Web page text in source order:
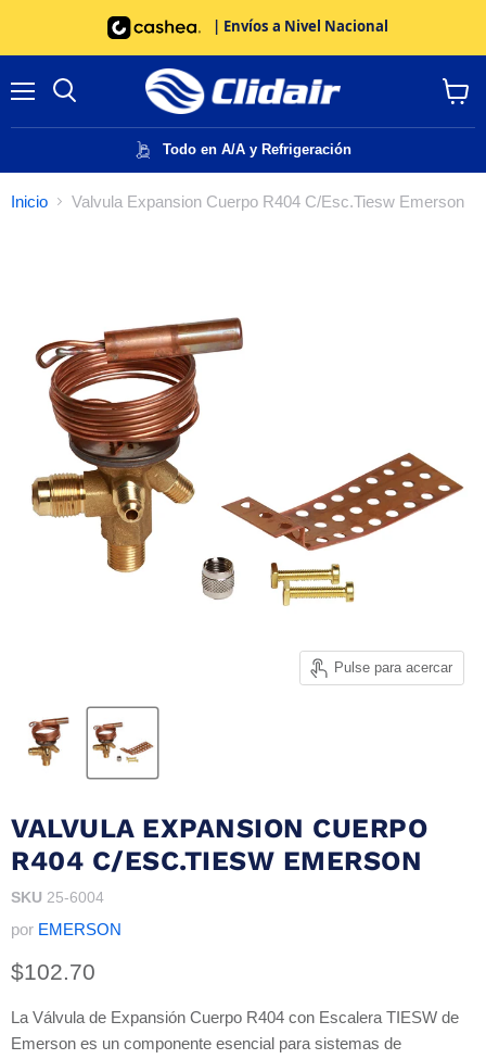
| Envíos a Nivel Nacional
Todo en A/A y Refrigeración
carrito
Inicio Valvula Expansion Cuerpo R404 C/Esc.Tiesw Emerson
Pulse para acercar
VALVULA EXPANSION CUERPO
R404 C/ESC.TIESW EMERSON
SKU 25-6004
por EMERSON
Precio actual
$102.70
La Válvula de Expansión Cuerpo R404 con Escalera TIESW de
Emerson es un componente esencial para sistemas de